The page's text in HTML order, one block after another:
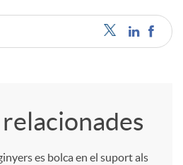
es bolca en el suport als